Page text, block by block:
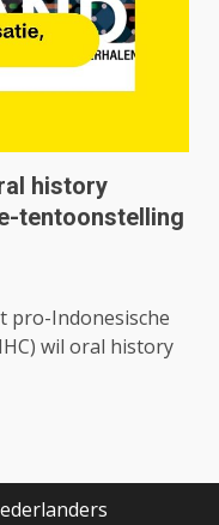
history
tentoonstelling
pro-Indonesische
wil oral history